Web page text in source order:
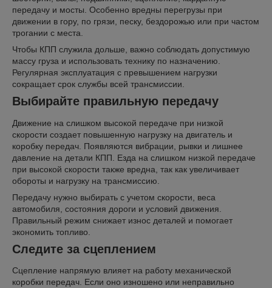
передачу и мосты. Особенно вредны перегрузы при
движении в гору, по грязи, песку, бездорожью или при частом
трогании с места.
Чтобы КПП служила дольше, важно соблюдать допустимую
массу груза и использовать технику по назначению.
Регулярная эксплуатация с превышением нагрузки
сокращает срок службы всей трансмиссии.
Выбирайте правильную передачу
Движение на слишком высокой передаче при низкой
скорости создает повышенную нагрузку на двигатель и
коробку передач. Появляются вибрации, рывки и лишнее
давление на детали КПП. Езда на слишком низкой передаче
при высокой скорости также вредна, так как увеличивает
обороты и нагрузку на трансмиссию.
Передачу нужно выбирать с учетом скорости, веса
автомобиля, состояния дороги и условий движения.
Правильный режим снижает износ деталей и помогает
экономить топливо.
Следите за сцеплением
Сцепление напрямую влияет на работу механической
коробки передач. Если оно изношено или неправильно